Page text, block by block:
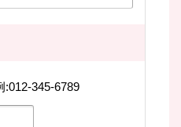
:012-345-6789